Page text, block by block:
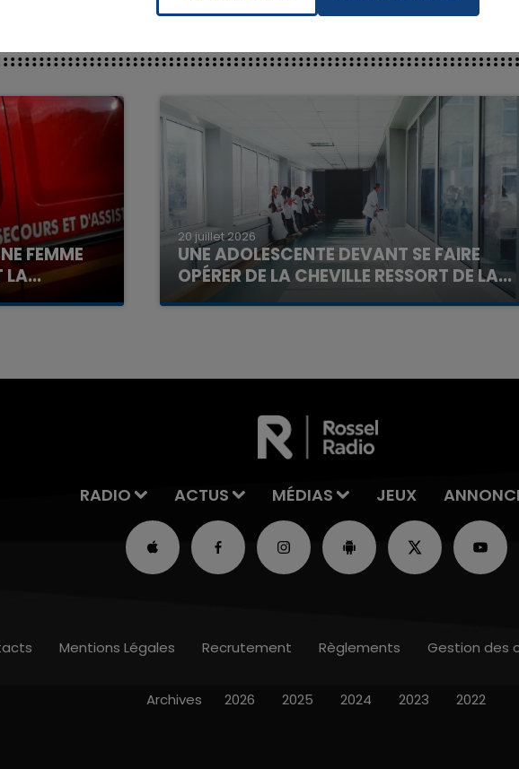
FEMME
LA...
après avoir
20 juillet 2026
UNE ADOLESCENTE DEVANT SE FAIRE
OPÉRER DE LA CHEVILLE RESSORT DE LA...
La famille a porté plainte contre la clinique qui a
RADIO ACTUS MÉDIAS JEUX
Mentions Légales Recrutement Règlements Gestion des
Archives 2026 2025 2024 2023 2022